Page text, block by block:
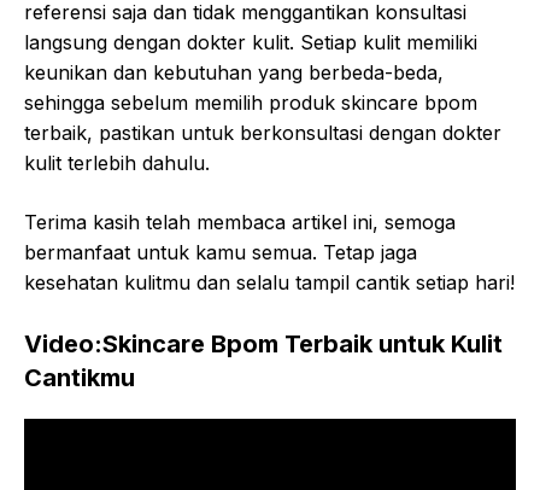
referensi saja dan tidak menggantikan konsultasi
langsung dengan dokter kulit. Setiap kulit memiliki
keunikan dan kebutuhan yang berbeda-beda,
sehingga sebelum memilih produk skincare bpom
terbaik, pastikan untuk berkonsultasi dengan dokter
kulit terlebih dahulu.
Terima kasih telah membaca artikel ini, semoga
bermanfaat untuk kamu semua. Tetap jaga
kesehatan kulitmu dan selalu tampil cantik setiap hari!
Video:Skincare Bpom Terbaik untuk Kulit
Cantikmu